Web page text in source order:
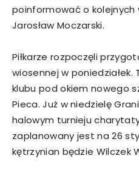
poinformować o
Jarosław Moczarski.
Piłkarze rozpoczęli
wiosennej w
klubu pod okiem nowego
Pieca. Już w niedzielę
halowym turnieju
zaplanowany jest na 26
kętrzynian będzie Wilczek